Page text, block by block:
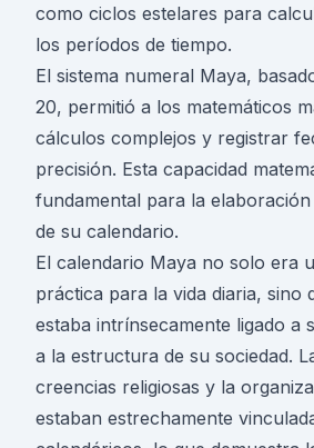
como ciclos estelares para
los períodos de tiempo.
El sistema numeral Maya,
20, permitió a los matemáticos
cálculos complejos y registrar
precisión. Esta capacidad
fundamental para la
de su calendario.
El calendario Maya no solo era
práctica para la vida diaria, sino
estaba intrínsecamente ligado a
a la estructura de su sociedad.
creencias religiosas y la
estaban estrechamente